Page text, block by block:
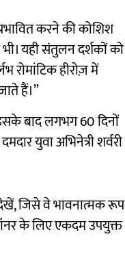
करने की कोशिश
यही संतुलन दर्शकों को
हीरोज़ में
हैं।”
बाद लगभग 60 दिनों
युवा अभिनेत्री शर्वरी
जिसे वे भावनात्मक रूप
के लिए एकदम उपयुक्त